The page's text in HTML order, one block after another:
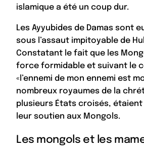
islamique a été un coup dur.
Les Ayyubides de Damas sont
sous l’assaut impitoyable de
Constatant le fait que les
force formidable et suivant le
«l’ennemi de mon ennemi est
nombreux royaumes de la
plusieurs États croisés, étaient
leur soutien aux Mongols.
Les mongols et les